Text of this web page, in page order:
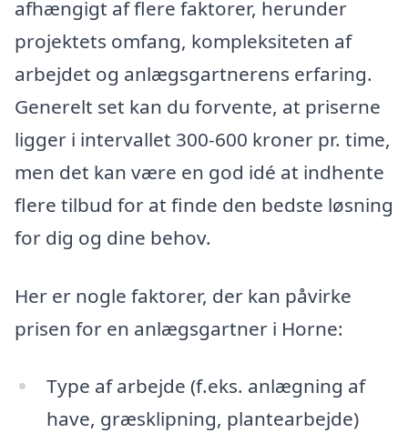
afhængigt af flere faktorer, herunder
projektets omfang, kompleksiteten af
arbejdet og anlægsgartnerens erfaring.
Generelt set kan du forvente, at priserne
ligger i intervallet 300-600 kroner pr. time,
men det kan være en god idé at indhente
flere tilbud for at finde den bedste løsning
for dig og dine behov.
Her er nogle faktorer, der kan påvirke
prisen for en anlægsgartner i Horne:
Type af arbejde (f.eks. anlægning af
have, græsklipning, plantearbejde)